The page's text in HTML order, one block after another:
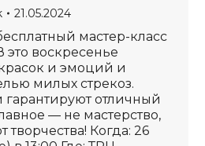
21.05.2024
мастер-класс
воскресенье
и эмоций и
милых стрекоз.
гарантируют отличный
— не мастерство,
творчества! Когда: 26